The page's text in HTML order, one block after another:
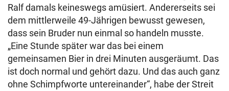
Ralf damals keineswegs amüsiert. Andererseits sei
dem mittlerweile 49-Jährigen bewusst gewesen,
dass sein Bruder nun einmal so handeln musste.
„Eine Stunde später war das bei einem
gemeinsamen Bier in drei Minuten ausgeräumt. Das
ist doch normal und gehört dazu. Und das auch ganz
ohne Schimpfworte untereinander“, habe der Streit